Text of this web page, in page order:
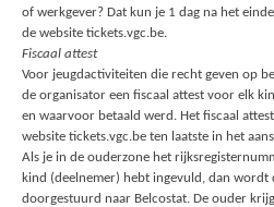
of werkgever? Dat kun je 1 dag na het
de website tickets.vgc.be.
Fiscaal attest
Voor jeugdactiviteiten die recht geven op
de organisator een fiscaal attest voor elk
en waarvoor betaald werd. Het fiscaal
website tickets.vgc.be ten laatste in het
Als je in de ouderzone het
kind (deelnemer) hebt ingevuld, dan
doorgestuurd naar Belcostat. De ouder